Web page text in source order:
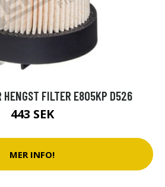
HENGST FILTER E805KP D526
443 SEK
MER INFO!